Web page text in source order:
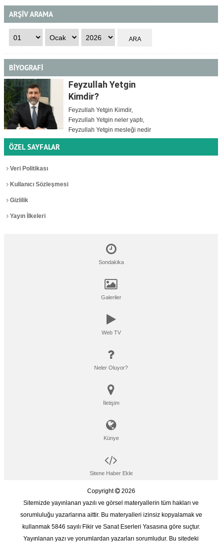
ARŞİV ARAMA
BİYOGRAFİ
Feyzullah Yetgin
Kimdir?
Feyzullah Yetgin Kimdir,
Feyzullah Yetgin neler yaptı,
Feyzullah Yetgin mesleği nedir
ÖZEL SAYFALAR
Veri Politikası
Kullanıcı Sözleşmesi
Gizlilik
Yayın İlkeleri
Sondakika
Galeriler
Web TV
Neler Oluyor?
İletişim
Künye
Sitene Haber Ekle
Copyright
2026
Sitemizde yayınlanan yazılı ve görsel materyallerin tüm hakları ve
sorumluluğu yazarlarına aittir. Bu materyalleri izinsiz kopyalamak ve
kullanmak 5846 sayılı Fikir ve Sanat Eserleri Yasasına göre suçtur.
Yayınlanan yazı ve yorumlardan yazarları sorumludur. Bu sitedeki